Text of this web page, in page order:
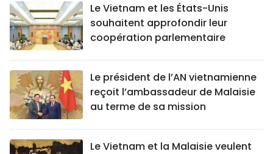
Le Vietnam et les États-Unis
souhaitent approfondir leur
coopération parlementaire
Le président de l’AN vietnamienne
reçoit l’ambassadeur de Malaisie
au terme de sa mission
Le Vietnam et la Malaisie veulent